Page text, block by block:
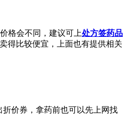
格会不同，建议可上处方签药品
得比较便宜，上面也有提供相关
价券，拿药前也可以先上网找